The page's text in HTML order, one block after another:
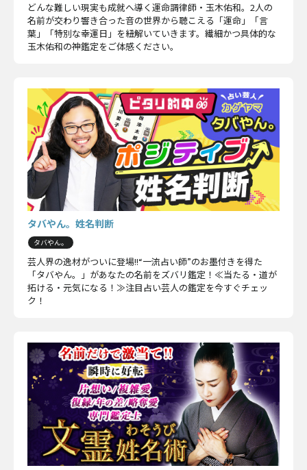
どんな難しい現実も成就へ導く運命調律師・玉木佑和。2人の
名前が交わり響き合った音の世界から聴こえる「運命」「言
葉」「特別な幸運日」を紐解いていきます。繊細かつ具体的な
玉木佑和の神鑑定をご体感ください。
タバやん。姓名判断
タバやん。
芸人界の逸材がついに登場!!“一流占い師”のお墨付きを得た
「タバやん。」があなたの名前をズバリ鑑定！≪当たる・道が
拓ける・元気になる！≫注目占い芸人の鑑定を今すぐチェッ
ク！